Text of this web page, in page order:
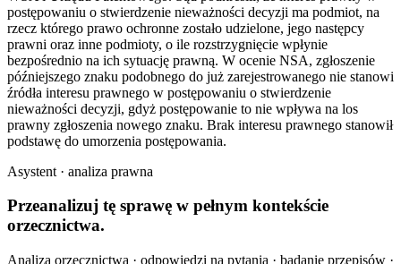
postępowaniu o stwierdzenie nieważności decyzji ma podmiot, na
rzecz którego prawo ochronne zostało udzielone, jego następcy
prawni oraz inne podmioty, o ile rozstrzygnięcie wpłynie
bezpośrednio na ich sytuację prawną. W ocenie NSA, zgłoszenie
późniejszego znaku podobnego do już zarejestrowanego nie stanowi
źródła interesu prawnego w postępowaniu o stwierdzenie
nieważności decyzji, gdyż postępowanie to nie wpływa na los
prawny zgłoszenia nowego znaku. Brak interesu prawnego stanowił
podstawę do umorzenia postępowania.
Asystent · analiza prawna
Przeanalizuj tę sprawę w pełnym kontekście
orzecznictwa.
Analiza orzecznictwa · odpowiedzi na pytania · badanie przepisów ·